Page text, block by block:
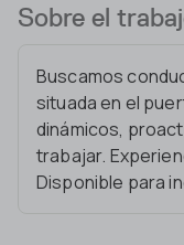
Sobre el
Buscamos
situada en el
dinámicos,
trabajar.
Disponible para